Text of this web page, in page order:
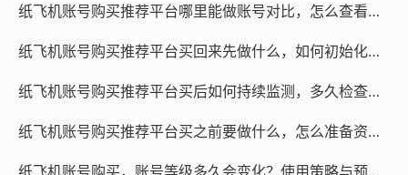
常见地区号及其特点
美国地区号：美国地区号可以让你在社交媒体上更好地了
解美国文化，提高账号的英文水平，美国地区号还可以让
纸飞机账号购买推荐平台哪里能做账号对比，怎么查看差异与为什么要对比策略
纸飞机账号购买推荐平台买回来先做什么，如何初始化与什么时候操作更好指南
纸飞机账号购买推荐平台买后如何持续监测，多久检查一次与哪些指标关键学习
纸飞机账号购买推荐平台买之前要做什么，怎么准备资料与为何必看清单
纸飞机账号购买，账号等级多久会变化？使用策略与预测研究